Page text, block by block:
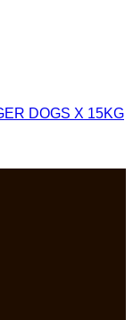
DOGS X 15KG